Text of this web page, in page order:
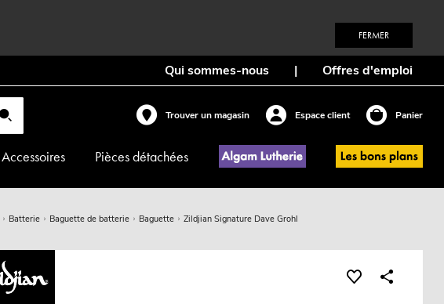
FERMER
Qui sommes-nous | Offres d'emploi
Trouver un magasin Espace client Panier
Accessoires Pièces détachées
Batterie Baguette de batterie Baguette Zildjian Signature Dave Grohl